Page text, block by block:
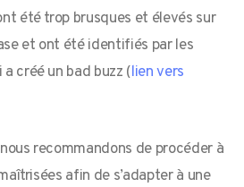
été trop brusques et élevés sur
et ont été identifiés par les
créé un bad buzz (lien vers
recommandons de procéder à
afin de s’adapter à une